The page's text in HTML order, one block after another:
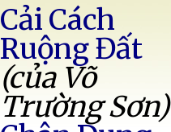
Cải Cách
Ruộng Đất
(của Võ
Trường Sơn)